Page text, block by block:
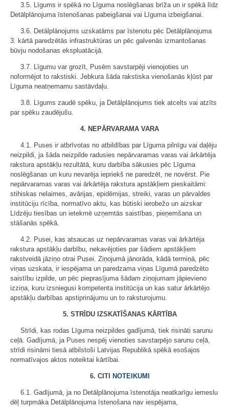
3.5. Līgums ir spēkā no Līguma noslēgšanas brīža un ir spēkā līdz
Detālplānojuma īstenošanas pabeigšanai vai Līguma izbeigšanai.
3.6. Detālplānojums uzskatāms par īstenotu pēc Detālplānojuma
3. kārtā paredzētās infrastruktūras un pēc galvenās izmantošanas
būvju nodošanas ekspluatācijā.
3.7. Līgumu var grozīt, Pusēm savstarpēji vienojoties un
noformējot to rakstiski. Jebkura šāda rakstiska vienošanās kļūst par
Līguma neatņemamu sastāvdaļu.
3.8. Līgums zaudē spēku, ja Detālplānojums tiek atcelts vai atzīts
par spēku zaudējušu.
4. NEPĀRVARAMA VARA
4.1. Puses ir atbrīvotas no atbildības par Līguma pilnīgu vai daļēju
neizpildi, ja šāda neizpilde radusies nepārvaramas varas vai ārkārtēja
rakstura apstākļu rezultātā, kuru darbība sākusies pēc Līguma
noslēgšanas un kuru nevarēja iepriekš ne paredzēt, ne novērst. Pie
nepārvaramas varas vai ārkārtēja rakstura apstākļiem pieskaitāmi:
stihiskas nelaimes, avārijas, epidēmijas, streiki, varas un pārvaldes
institūciju rīcība, normatīvo aktu, kas būtiski ierobežo un aizskar
Līdzēju tiesības un ietekmē uzņemtās saistības, pieņemšana un
stāšanās spēkā.
4.2. Pusei, kas atsaucas uz nepārvaramas varas vai ārkārtēja
rakstura apstākļu darbību, nekavējoties par šādiem apstākļiem
rakstveidā jāziņo otrai Pusei. Ziņojumā jānorāda, kādā termiņā, pēc
viņas uzskata, ir iespējama un paredzama viņas Līgumā paredzēto
saistību izpilde, un pēc pieprasījuma šādam ziņojumam jāpievieno
izziņa, kuru izsniegusi kompetenta institūcija un kas satur ārkārtējo
apstākļu darbības apstiprinājumu un to raksturojumu.
5. STRĪDU IZSKATĪŠANAS KĀRTĪBA
Strīdi, kas rodas Līguma neizpildes gadījumā, tiek risināti sarunu
ceļā. Gadījumā, ja Puses nespēj vienoties savstarpējo sarunu ceļā,
strīdi risināmi tiesā atbilstoši Latvijas Republikā spēkā esošajos
normatīvajos aktos noteiktai kārtībai.
6. CITI NOTEIKUMI
6.1. Gadījumā, ja no Detālplānojuma īstenotāja neatkarīgu iemeslu
dēļ turpmāka Detālplānojuma īstenošana nav iespējama,